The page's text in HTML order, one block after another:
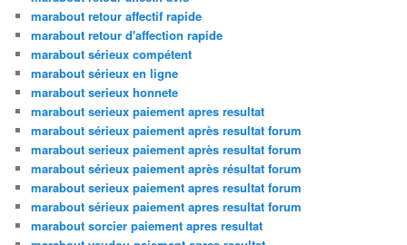
marabout retour affectif rapide
marabout retour d'affection rapide
marabout sérieux compétent
marabout sérieux en ligne
marabout serieux honnete
marabout serieux paiement apres resultat
marabout sérieux paiement après resultat forum
marabout serieux paiement après resultat forum
marabout sérieux paiement après résultat forum
marabout serieux paiement apres resultat forum
marabout sérieux paiement apres resultat forum
marabout sorcier paiement apres resultat